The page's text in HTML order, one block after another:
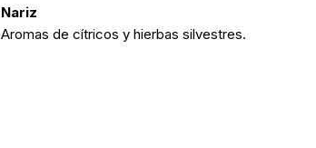
Nariz
Aromas de cítricos y hierbas silvestres.